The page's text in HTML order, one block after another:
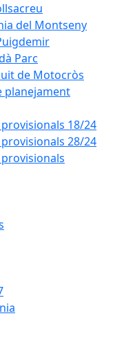
del Montseny
Parc
de Motocròs
planejament
18/24
28/24